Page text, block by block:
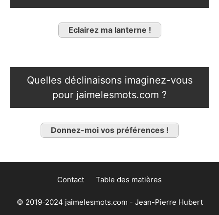
Eclairez ma lanterne !
Quelles déclinaisons imaginez-vous
pour jaimelesmots.com ?
Donnez-moi vos préférences !
Contact Table des matières
© 2019-2024 jaimelesmots.com - Jean-Pierre Hubert